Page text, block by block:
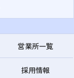
営業所一覧
採用情報